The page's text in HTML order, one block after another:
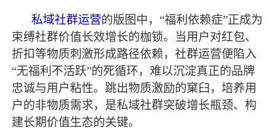
私域社群运营的版图中， “福利依赖症”正成为
束缚社群价值长效增长的枷锁。当用户对红包、
折扣等物质刺激形成路径依赖，社群运营便陷入
“无福利不活跃”的死循环，难以沉淀真正的品牌
忠诚与用户粘性。跳出物质激励的窠臼，培养用
户的非物质需求，是私域社群突破增长瓶颈、构
建长期价值生态的关键。